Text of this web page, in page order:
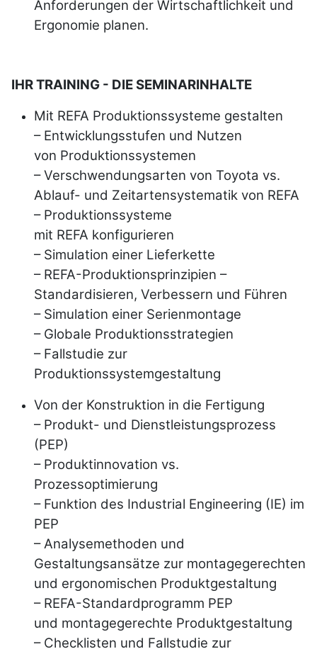
Anforderungen der Wirtschaftlichkeit und
Ergonomie planen.
IHR TRAINING - DIE SEMINARINHALTE
Mit REFA Produktionssysteme gestalten
– Entwicklungsstufen und Nutzen
von Produktionssystemen
– Verschwendungsarten von Toyota vs.
Ablauf- und Zeitartensystematik von REFA
– Produktionssysteme
mit REFA konfigurieren
– Simulation einer Lieferkette
– REFA-Produktionsprinzipien –
Standardisieren, Verbessern und Führen
– Simulation einer Serienmontage
– Globale Produktionsstrategien
– Fallstudie zur
Produktionssystemgestaltung
Von der Konstruktion in die Fertigung
– Produkt- und Dienstleistungsprozess
(PEP)
– Produktinnovation vs.
Prozessoptimierung
– Funktion des Industrial Engineering (IE) im
PEP
– Analysemethoden und
Gestaltungsansätze zur montagegerechten
und ergonomischen Produktgestaltung
– REFA-Standardprogramm PEP
und montagegerechte Produktgestaltung
– Checklisten und Fallstudie zur